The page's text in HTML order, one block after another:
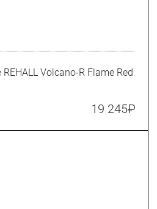
Volcano-R Flame Red
19 245₽